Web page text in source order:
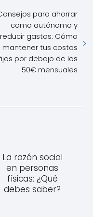
para ahorrar
como autónomo y
reducir gastos: Cómo
mantener tus costos
por debajo de los
50€ mensuales
La razón social
en personas
físicas: ¿Qué
debes saber?